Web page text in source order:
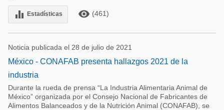
equalizer Estadísticas remove_red_eye (461)
Noticia publicada el 28 de julio de 2021
México - CONAFAB presenta hallazgos 2021 de la
industria
Durante la rueda de prensa “La Industria Alimentaria Animal de
México” organizada por el Consejo Nacional de Fabricantes de
Alimentos Balanceados y de la Nutrición Animal (CONAFAB), se